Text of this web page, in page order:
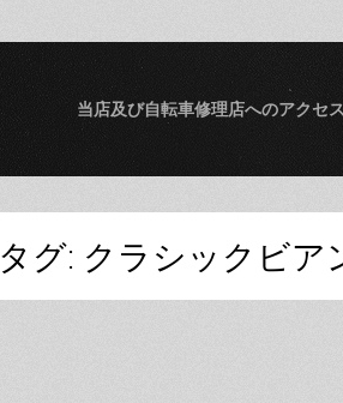
当店及び自転車修理店へのアクセス
タグ: クラシックビア